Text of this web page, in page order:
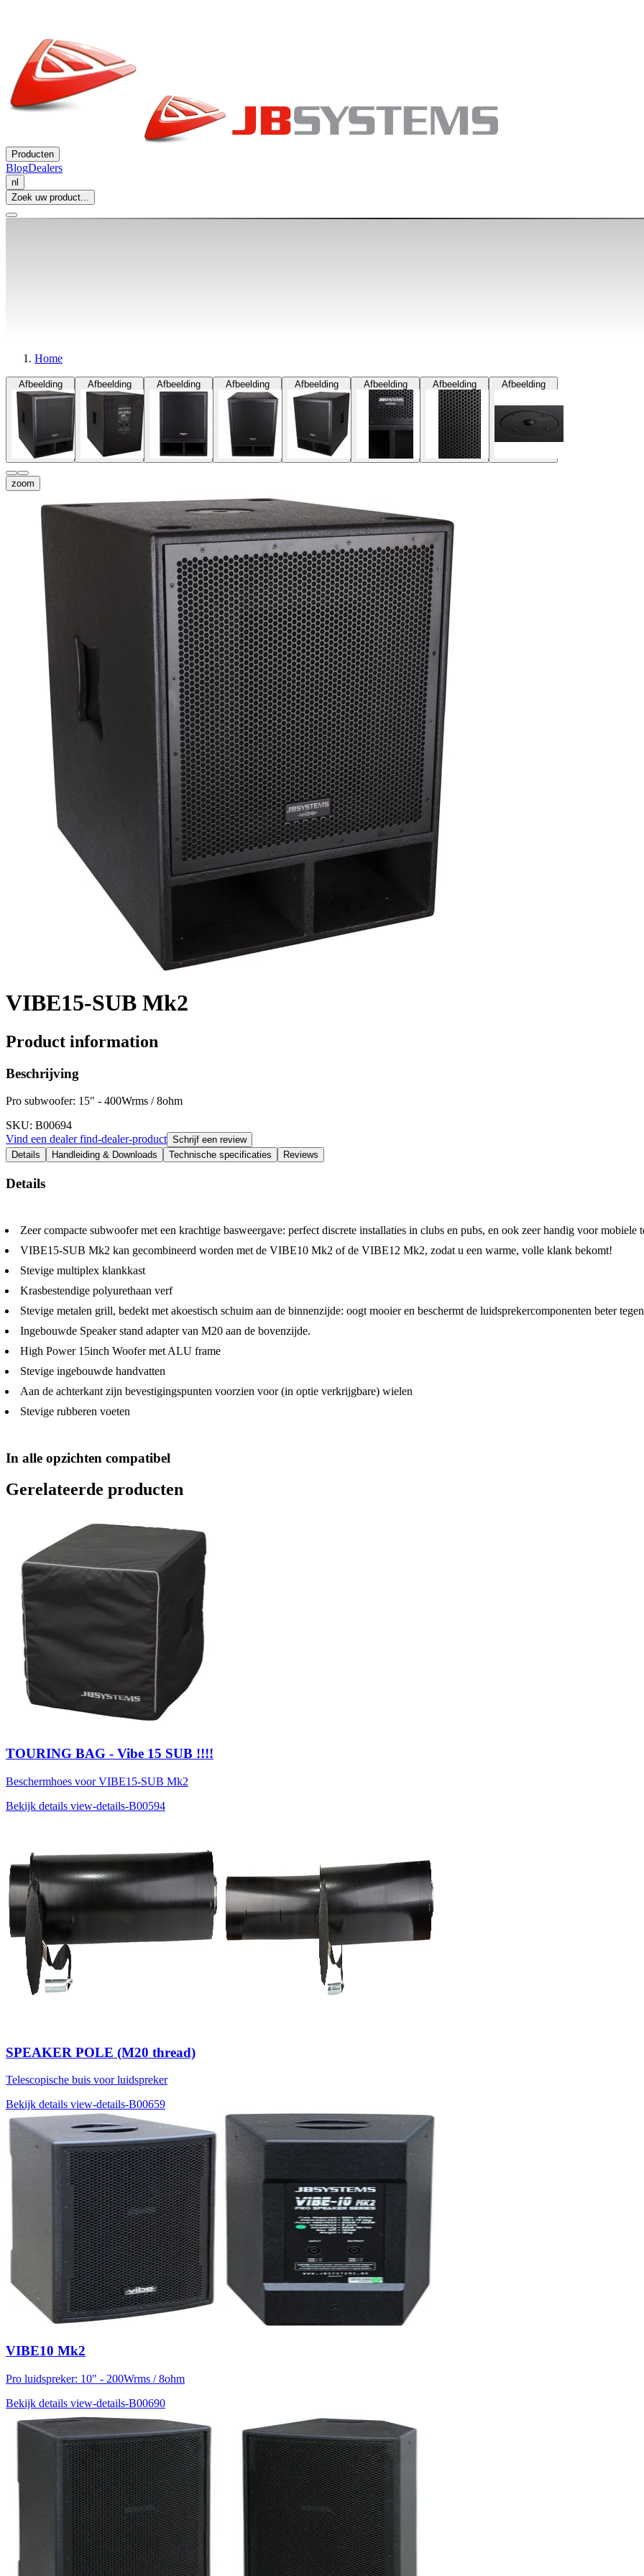
Producten
BlogDealers
nl
Zoek uw product...
Home
Afbeelding Afbeelding Afbeelding Afbeelding Afbeelding Afbeelding Afbeelding Afbeelding
zoom
VIBE15-SUB Mk2
Product information
Beschrijving
Pro subwoofer: 15" - 400Wrms / 8ohm
SKU: B00694
Vind een dealerfind-dealer-product Schrijf een review
Details
Handleiding & Downloads Technische specificaties Reviews
Details
Zeer compacte subwoofer met een krachtige basweergave: perfect discrete installaties in clubs en pubs, en ook zeer handig voor mobiele
VIBE15-SUB Mk2 kan gecombineerd worden met de VIBE10 Mk2 of de VIBE12 Mk2, zodat u een warme, volle klank bekomt!
Stevige multiplex klankkast
Krasbestendige polyurethaan verf
Stevige metalen grill, bedekt met akoestisch schuim aan de binnenzijde: oogt mooier en beschermt de luidsprekercomponenten beter
Ingebouwde Speaker stand adapter van M20 aan de bovenzijde.
High Power 15inch Woofer met ALU frame
Stevige ingebouwde handvatten
Aan de achterkant zijn bevestigingspunten voorzien voor (in optie verkrijgbare) wielen
Stevige rubberen voeten
In alle opzichten compatibel
Gerelateerde producten
TOURING BAG - Vibe 15 SUB !!!!
Beschermhoes voor VIBE15-SUB Mk2
Bekijk details view-details-B00594
SPEAKER POLE (M20 thread)
Telescopische buis voor luidspreker
Bekijk details view-details-B00659
VIBE10 Mk2
Pro luidspreker: 10" - 200Wrms / 8ohm
Bekijk details view-details-B00690